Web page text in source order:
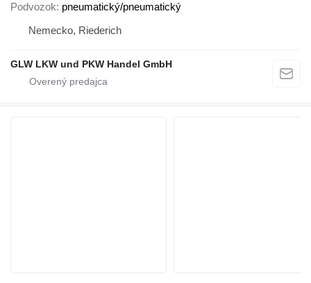
Podvozok pneumatický/pneumatický
Nemecko, Riederich
GLW LKW und PKW Handel GmbH